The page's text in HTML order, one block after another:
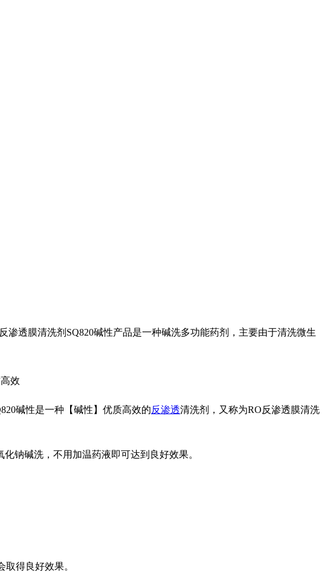
渗透膜清洗剂SQ820碱性产品是一种碱洗多功能药剂，主要由于清洗微生
碱性是一种【碱性】优质高效的反渗透清洗剂，又称为RO反渗透膜清洗
钠碱洗，不用加温药液即可达到良好效果。
得良好效果。